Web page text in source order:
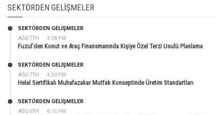
SEKTÖRDEN GELIŞMELER
AĞU 7TH 3:38 PM
SEKTÖRDEN GELIŞMELER
Fuzul’den Konut ve Araç Finansmanında Kişiye Özel Terzi Usulü Planlama
AĞU 7TH 3:32 PM
SEKTÖRDEN GELIŞMELER
Helal Sertifikalı Muhafazakar Mutfak Konseptinde Üretim Standartları
AĞU 6TH 6:15 PM
SEKTÖRDEN GELIŞMELER